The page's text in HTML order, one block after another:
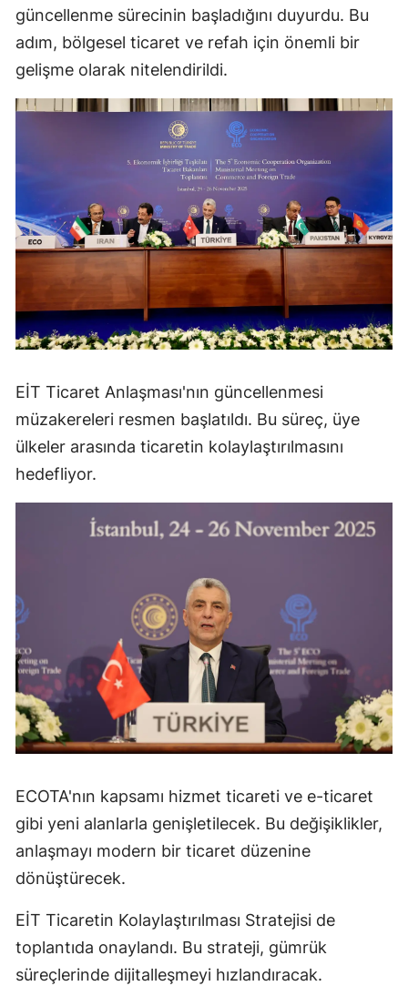
güncellenme sürecinin başladığını duyurdu. Bu
adım, bölgesel ticaret ve refah için önemli bir
gelişme olarak nitelendirildi.
EİT Ticaret Anlaşması'nın güncellenmesi
müzakereleri resmen başlatıldı. Bu süreç, üye
ülkeler arasında ticaretin kolaylaştırılmasını
hedefliyor.
ECOTA'nın kapsamı hizmet ticareti ve e-ticaret
gibi yeni alanlarla genişletilecek. Bu değişiklikler,
anlaşmayı modern bir ticaret düzenine
dönüştürecek.
EİT Ticaretin Kolaylaştırılması Stratejisi de
toplantıda onaylandı. Bu strateji, gümrük
süreçlerinde dijitalleşmeyi hızlandıracak.